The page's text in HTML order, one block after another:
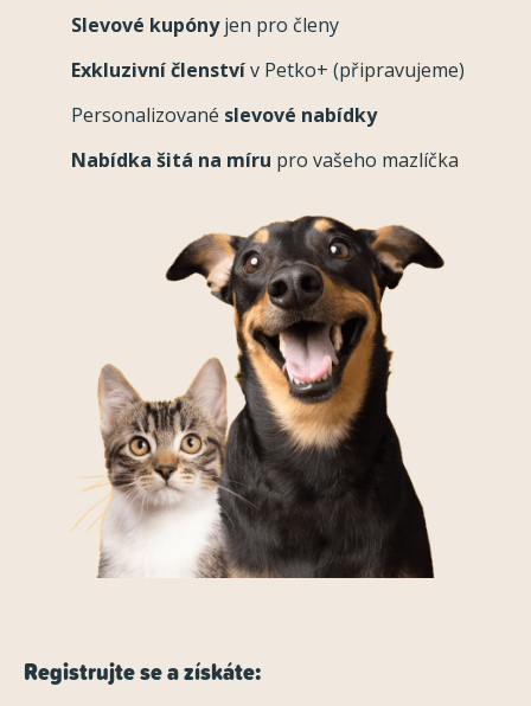
Slevové kupónyjen pro členy
Exkluzivní členstvív Petko+ (připravujeme)
Personalizované slevové nabídky
Nabídka šitá na míru pro vašeho mazlíčka
Registrujte se a získáte: